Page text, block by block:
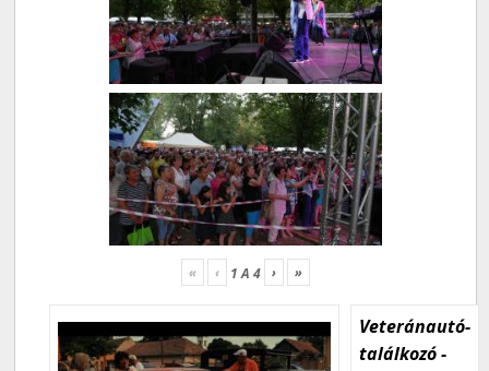
« ‹ 1A 4 › »
Veteránautó-
találkozó -